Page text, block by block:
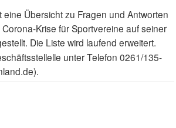
eine Übersicht zu Fragen und Antworten
Krise für Sportvereine auf seiner
Die Liste wird laufend erweitert.
unter Telefon 0261/135-